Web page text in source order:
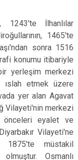
1243'te İlhanlılar
1465'te
sonra 1516
konumu itibariyle
yerleşim merkezi
etmek üzere
yer alan Agavat
Vilayeti'nin merkezi
önceleri eyalet ve
Vilayeti'ne
müstakil
Osmanlı